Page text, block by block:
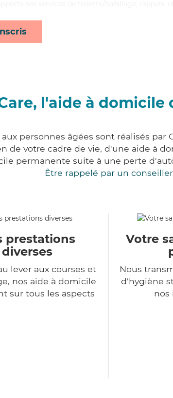
l'aide à domicile
aux personnes âgées sont réalisés par
de votre cadre de vie, d'une aide à
permanente suite à une perte
Être rappelé par un conseiller
prestations
diverses
lever aux courses et
nos aide à domicile
sur tous les aspects
Votre
Nous
d'hygiène
nos